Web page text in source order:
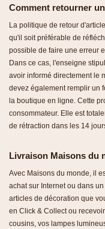
Comment retourner
La politique de retour
qu'il soit préférable de
possible de faire une erreur
Dans ce cas, l'enseigne
avoir informé directement le
devez également remplir un
la boutique en ligne. Cette
consommateur. Elle est
de rétraction dans les 14
Livraison Maisons du
Avec Maisons du monde, il
achat sur Internet ou dans
articles de décoration que
en Click & Collect ou
cousins, vos lampes